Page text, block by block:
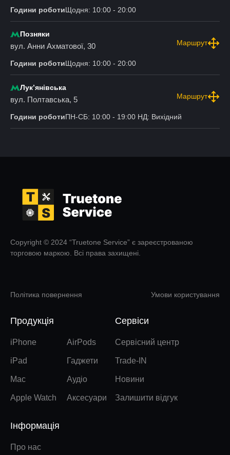
Години роботиЩодня: 10:00 - 20:00
Позняки
вул. Анни Ахматової, 30 Маршрут
Години роботиЩодня: 10:00 - 20:00
Лукʼянівська
вул. Полтавська, 5 Маршрут
Години роботиПН-СБ: 10:00 - 19:00 НД: Вихідний
Copyright © 2024 “Truetone Service” є зареєстрованою
торговою маркою. Всі права захищені.
Політика повернення Умови користування
Продукція
iPhone
iPad
Mac
Apple Watch
AirPods
Гаджети
Аудіо
Аксесуари
Сервіси
Сервісний центр
Trade-IN
Новини
Залишити відгук
Інформація
Про нас